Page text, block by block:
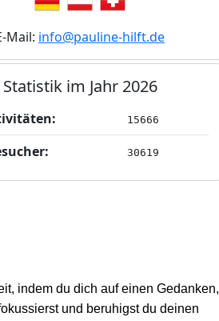
Mail: info@pauline-hilft.de
Statistik im Jahr 2026
15666
30619
indem du dich auf einen Gedanken,
und beruhigst du deinen